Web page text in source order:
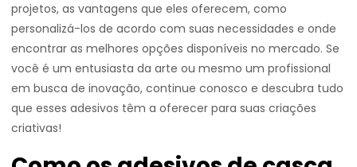
projetos, as vantagens que eles oferecem, como
personalizá-los de acordo com suas necessidades e onde
encontrar as melhores opções disponíveis no mercado. Se
você é um entusiasta da arte ou mesmo um profissional
em busca de inovação, continue conosco e descubra tudo
que esses adesivos têm a oferecer para suas criações
criativas!